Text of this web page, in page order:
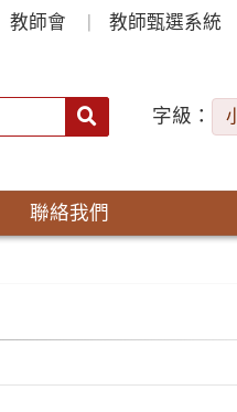
教師會 教師甄選系統
字級：
聯絡我們